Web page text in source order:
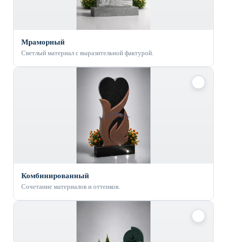
Мраморный
Светлый материал с выразительной фактурой.
Комбинированный
Сочетание материалов и оттенков.